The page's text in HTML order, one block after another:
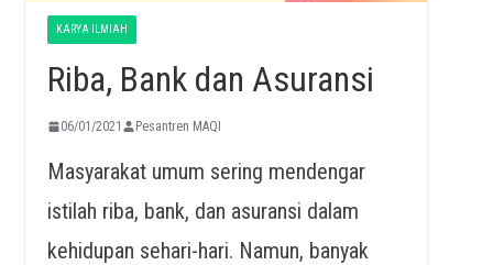
KARYA ILMIAH
Riba, Bank dan Asuransi
06/01/2021 Pesantren MAQI
Masyarakat umum sering mendengar
istilah riba, bank, dan asuransi dalam
kehidupan sehari-hari. Namun, banyak